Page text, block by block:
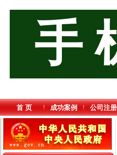
手
首 页 成功案例 公司注册